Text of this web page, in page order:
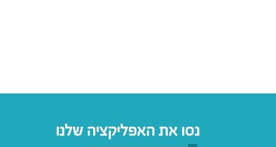
נסו את האפליקציה שלנו